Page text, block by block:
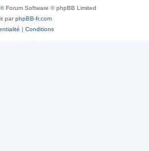
® Forum Software © phpBB Limited
parphpBB-fr.com
| Conditions